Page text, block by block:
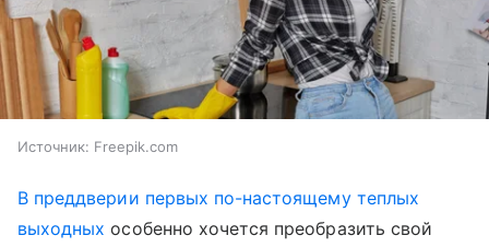
Источник: Freepik.com
В преддверии первых по-настоящему теплых
выходных особенно хочется преобразить свой